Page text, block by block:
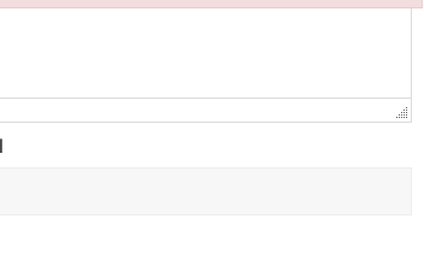
syntax-highlighter/util/tag-editor/crayon_tinymce.js